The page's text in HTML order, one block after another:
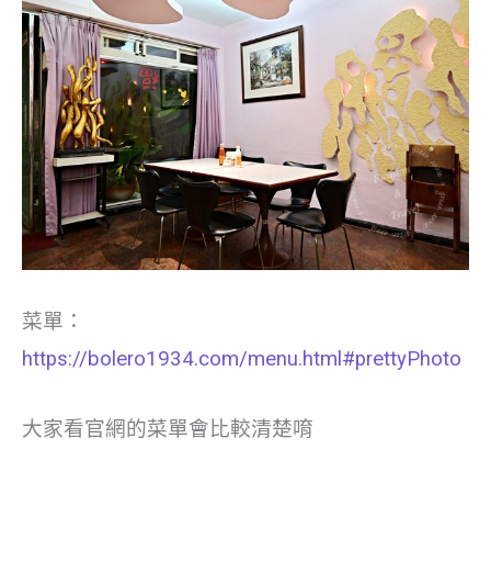
菜單：
https://bolero1934.com/menu.html#prettyPhoto
大家看官網的菜單會比較清楚唷